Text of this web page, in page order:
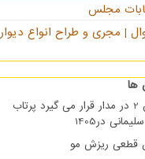
مجلس
| مجری و طراح انواع دیوار
ها
ماهواره پارس 2 در مدار قرار می گیرد پرتاب
در1405
قطعی ریزش مو